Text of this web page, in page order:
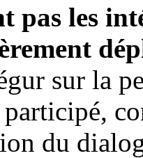
pas les
sur la
participé,
du